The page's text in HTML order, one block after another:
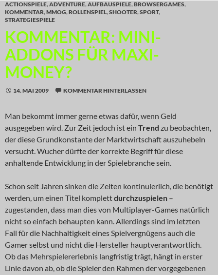
ACTIONSPIELE,ADVENTURE,AUFBAUSPIELE,BROWSERGAMES,
KOMMENTAR,MMOG,ROLLENSPIEL,SHOOTER,SPORT,
STRATEGIESPIELE
KOMMENTAR: MINI-
ADDONS FÜR MAXI-
MONEY?
14. MAI 2009 KOMMENTAR HINTERLASSEN
Man bekommt immer gerne etwas dafür, wenn Geld
ausgegeben wird. Zur Zeit jedoch ist ein Trend zu beobachten,
der diese Grundkonstante der Marktwirtschaft auszuhebeln
versucht. Wucher dürfte der korrekte Begriff für diese
anhaltende Entwicklung in der Spielebranche sein.
Schon seit Jahren sinken die Zeiten kontinuierlich, die benötigt
werden, um einen Titel komplettdurchzuspielen –
zugestanden, dass man dies von Multiplayer-Games natürlich
nicht so einfach behaupten kann. Allerdings sind im letzten
Fall für die Nachhaltigkeit eines Spielvergnügens auch die
Gamer selbst und nicht die Hersteller hauptverantwortlich.
Ob das Mehrspielererlebnis langfristig trägt, hängt in erster
Linie davon ab, ob die Spieler den Rahmen der vorgegebenen